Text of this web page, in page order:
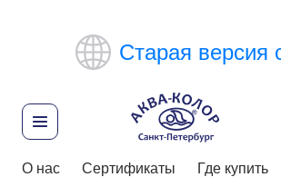
Старая версия
О нас Сертификаты Где купить